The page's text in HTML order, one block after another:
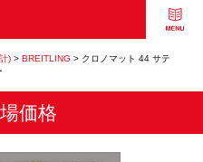
)> BREITLING > クロノマット 44 サテ
価格